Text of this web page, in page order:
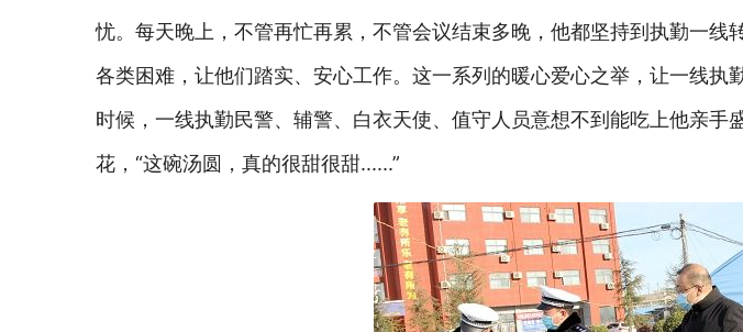
忧。每天晚上，不管再忙再累，不管会议结束多晚，他都坚持到执勤一线
各类困难，让他们踏实、安心工作。这一系列的暖心爱心之举，让一线执
时候，一线执勤民警、辅警、白衣天使、值守人员意想不到能吃上他亲手
花，“这碗汤圆，真的很甜很甜......”